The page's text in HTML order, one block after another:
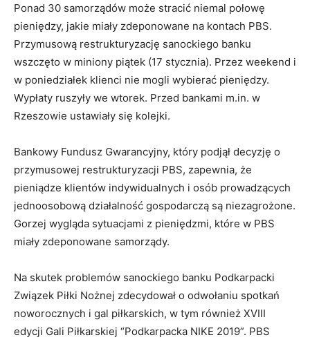
Ponad 30 samorządów może stracić niemal połowę
pieniędzy, jakie miały zdeponowane na kontach PBS.
Przymusową restrukturyzację sanockiego banku
wszczęto w miniony piątek (17 stycznia). Przez weekend i
w poniedziałek klienci nie mogli wybierać pieniędzy.
Wypłaty ruszyły we wtorek. Przed bankami m.in. w
Rzeszowie ustawiały się kolejki.
Bankowy Fundusz Gwarancyjny, który podjął decyzję o
przymusowej restrukturyzacji PBS, zapewnia, że
pieniądze klientów indywidualnych i osób prowadzących
jednoosobową działalność gospodarczą są niezagrożone.
Gorzej wygląda sytuacjami z pieniędzmi, które w PBS
miały zdeponowane samorządy.
Na skutek problemów sanockiego banku Podkarpacki
Związek Piłki Nożnej zdecydował o odwołaniu spotkań
noworocznych i gal piłkarskich, w tym również XVIII
edycji Gali Piłkarskiej “Podkarpacka NIKE 2019”. PBS